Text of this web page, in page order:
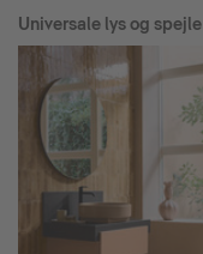
Universale lys og spejle